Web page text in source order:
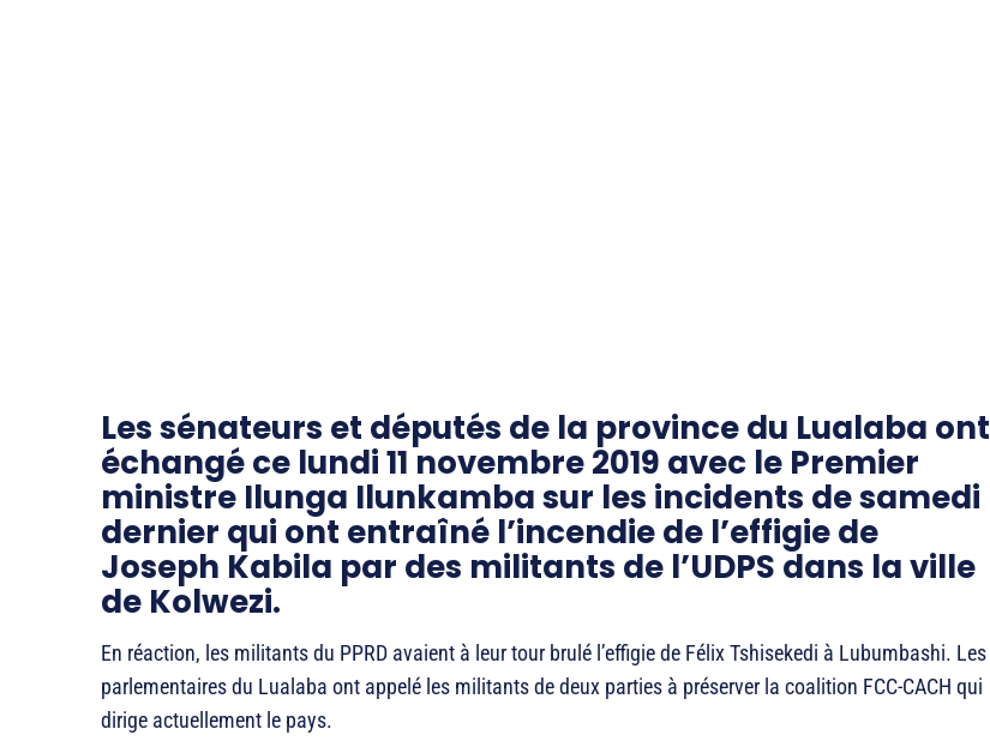
Les sénateurs et députés de la province du Lualaba ont
échangé ce lundi 11 novembre 2019 avec le Premier
ministre Ilunga Ilunkamba sur les incidents de samedi
dernier qui ont entraîné l’incendie de l’effigie de
Joseph Kabila par des militants de l’UDPS dans la ville
de Kolwezi.
En réaction, les militants du PPRD avaient à leur tour brulé l’effigie de Félix Tshisekedi à Lubumbashi. Les
parlementaires du Lualaba ont appelé les militants de deux parties à préserver la coalition FCC-CACH qui
dirige actuellement le pays.